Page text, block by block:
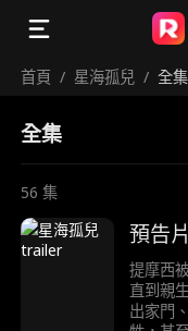
首頁 / 星海孤兒 / 全集
全集
56 集
預告片
提摩西
直到親
出家門